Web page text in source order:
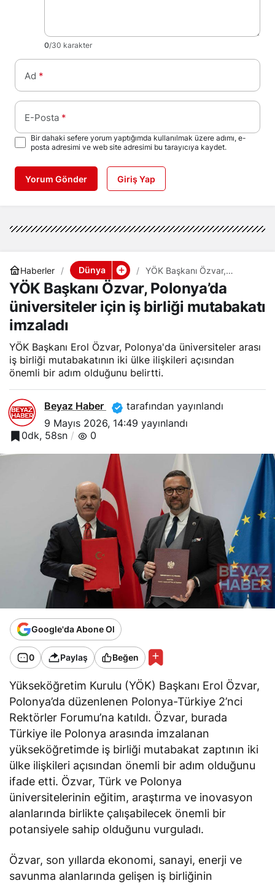
0/30 karakter
Ad *
E-Posta *
Bir dahaki sefere yorum yaptığımda kullanılmak üzere adımı, e-
posta adresimi ve web site adresimi bu tarayıcıya kaydet.
Yorum Gönder Giriş Yap
Haberler Dünya
YÖK Başkanı Özvar,
Polonya’da üniversiteler için
iş birliği mutabakatı imzaladı
YÖK Başkanı Özvar, Polonya’da
üniversiteler için iş birliği mutabakatı
imzaladı
YÖK Başkanı Erol Özvar, Polonya'da üniversiteler arası
iş birliği mutabakatının iki ülke ilişkileri açısından
önemli bir adım olduğunu belirtti.
Beyaz Haber
tarafından yayınlandı
9 Mayıs 2026, 14:49 yayınlandı
0dk, 58sn
0
Google'da Abone Ol
0 Paylaş Beğen
Yükseköğretim Kurulu (YÖK) Başkanı Erol Özvar,
Polonya’da düzenlenen Polonya-Türkiye 2’nci
Rektörler Forumu’na katıldı. Özvar, burada
Türkiye ile Polonya arasında imzalanan
yükseköğretimde iş birliği mutabakat zaptının iki
ülke ilişkileri açısından önemli bir adım olduğunu
ifade etti. Özvar, Türk ve Polonya
üniversitelerinin eğitim, araştırma ve inovasyon
alanlarında birlikte çalışabilecek önemli bir
potansiyele sahip olduğunu vurguladı.
Özvar, son yıllarda ekonomi, sanayi, enerji ve
savunma alanlarında gelişen iş birliğinin